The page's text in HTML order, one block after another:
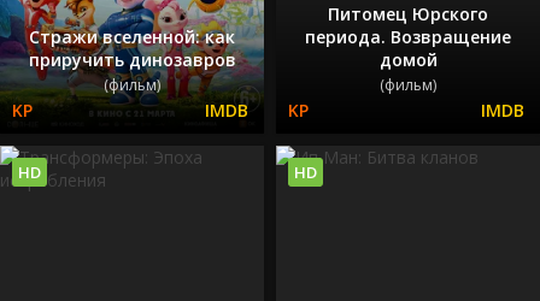
Стражи вселенной: как
приручить динозавров
(фильм)
Питомец Юрского
периода. Возвращение
домой
(фильм)
HD HD